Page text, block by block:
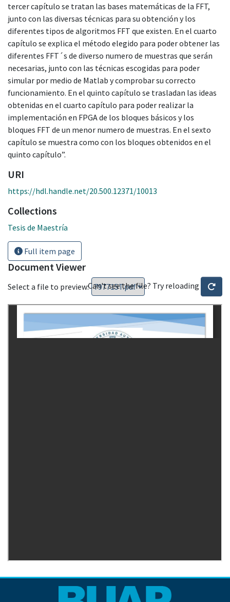
tercer capítulo se tratan las bases matemáticas de la FFT,
junto con las diversas técnicas para su obtención y los
diferentes tipos de algoritmos FFT que existen. En el cuarto
capítulo se explica el método elegido para poder obtener las
diferentes FFT´s de diverso numero de muestras que serán
necesarias, junto con las técnicas escogidas para poder
simular por medio de Matlab y comprobar su correcto
funcionamiento. En el quinto capítulo se trasladan las ideas
obtenidas en el cuarto capítulo para poder realizar la
implementación en FPGA de los bloques básicos y los
bloques FFT de un menor numero de muestras. En el sexto
capítulo se muestra como con los bloques obtenidos en el
quinto capítulo”.
URI
https://hdl.handle.net/20.500.12371/10013
Collections
Tesis de Maestría
Full item page
Document Viewer
Select a file to preview:Can't see the file? Try reloading